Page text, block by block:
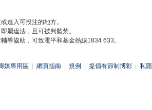
進入可投注的地方。
屬違法，且可被判監禁。
導協助，可致電平和基金熱線1834 633。
媒專用區 網頁指南 規例 提倡有節制博彩 私